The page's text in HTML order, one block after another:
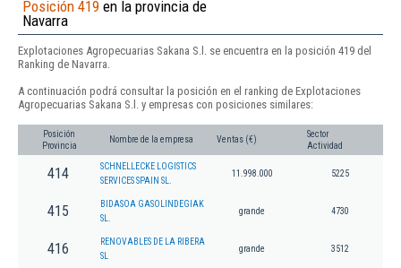
Posición 419 en la provincia de
Navarra
Explotaciones Agropecuarias Sakana S.l. se encuentra en la posición 419 del
Ranking de Navarra.
A continuación podrá consultar la posición en el ranking de Explotaciones
Agropecuarias Sakana S.l. y empresas con posiciones similares:
Posición
Provincia
Nombre de la empresa Ventas (€)
Sector
Actividad
414
SCHNELLECKE LOGISTICS
SERVICES SPAIN SL.
11.998.000 5225
415
BIDASOA GASOLINDEGIAK
SL.
grande 4730
416
RENOVABLES DE LA RIBERA
SL
grande 3512